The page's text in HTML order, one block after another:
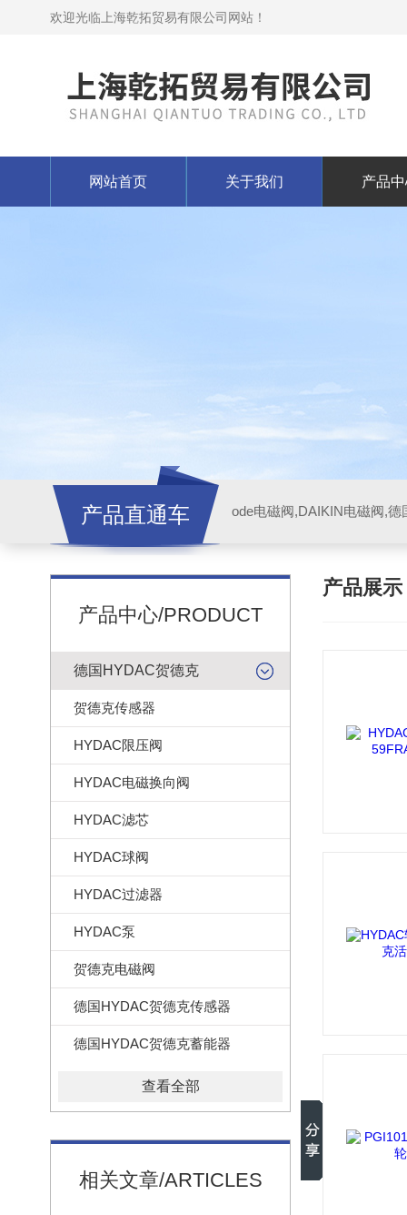
欢迎光临上海乾拓贸易有限公司网站！
网站首页 关于我们 产品
产品直通车 ode电磁阀,DAIKIN电磁阀,
产品中心/PRODUCT
德国HYDAC贺德克
贺德克传感器
HYDAC限压阀
HYDAC电磁换向阀
HYDAC滤芯
HYDAC球阀
HYDAC过滤器
HYDAC泵
贺德克电磁阀
德国HYDAC贺德克传感器
德国HYDAC贺德克蓄能器
查看全部
相关文章/ARTICLES
产品展示